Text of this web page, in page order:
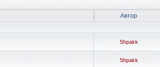
Автор
Shpakk
Shpakk